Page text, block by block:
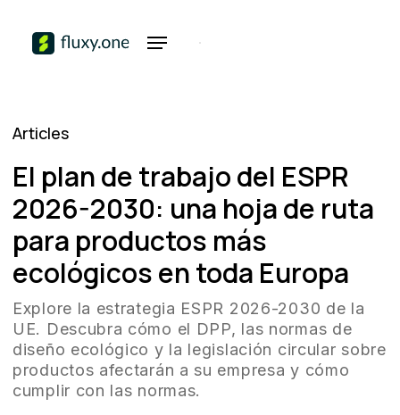
Articles
El plan de trabajo del ESPR
2026-2030: una hoja de ruta
para productos más
ecológicos en toda Europa
Explore la estrategia ESPR 2026-2030 de la
UE. Descubra cómo el DPP, las normas de
diseño ecológico y la legislación circular sobre
productos afectarán a su empresa y cómo
cumplir con las normas.